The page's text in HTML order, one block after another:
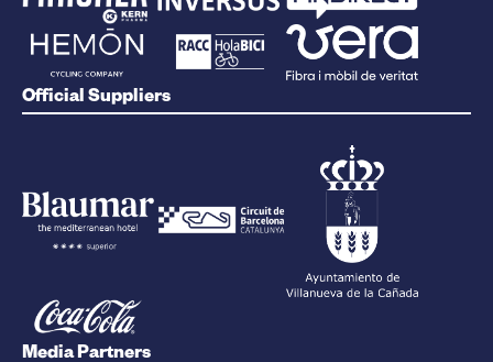
Official Suppliers
Media Partners